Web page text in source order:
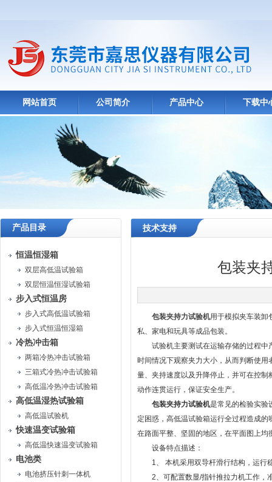
网站首页 公司简介 产品中心 下载中
产品目录
恒温恒湿箱
双层高低温试验箱
双层恒温恒湿试验箱
步入式恒温房
步入式高低温试验箱
步入式恒温恒湿箱
冷热冲击箱
两箱冷热冲击试验箱
三箱式冷热冲击试验箱
高低温冷热冲击试验箱
高低温湿热试验箱
高低温试验机
快速温变试验箱
高低温快速温变试验箱
电池类
电池挤压针刺一体机
技术支持
包装夹
包装夹持力试验机用于模拟夹车装卸
私、家电和玩具等成品包装。
试验机主要测试在运输存储的过程中
时间情况下观察夹力大小，从而判断使
量、夹持速度以及升降停止，并可在控
动作连贯运行，保证安全生产。
包装夹持力试验机是常见的检验实验
定困惑，高低温试验箱运行全过程造成
在路面平整、坚固的地区，在平面图上均
设备特点描述：
1、 本机采用双导杆滑行结构，运行
2、可配置数显/指针推拉力机工作，